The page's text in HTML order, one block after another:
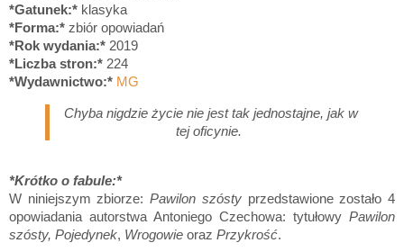
*Gatunek:* klasyka
*Forma:* zbiór opowiadań
*Rok wydania:* 2019
*Liczba stron:* 224
*Wydawnictwo:* MG
Chyba nigdzie życie nie jest tak jednostajne, jak w
tej oficynie.
*Krótko o fabule:*
W niniejszym zbiorze:Pawilon szóstyprzedstawione zostało 4
opowiadania autorstwa Antoniego Czechowa: tytułowy Pawilon
szósty, Pojedynek, Wrogowie oraz Przykrość.